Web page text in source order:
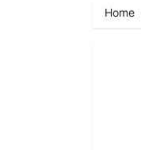
Home